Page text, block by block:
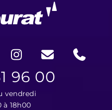
96 00
vendredi
à 18h00